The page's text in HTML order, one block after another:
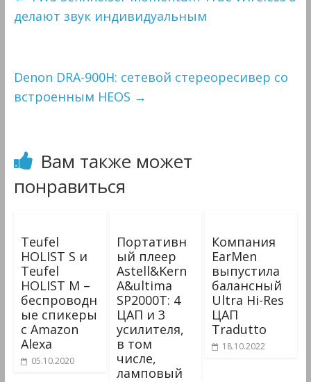
делают звук индивидуальным
Denon DRA-900H: сетевой стереоресивер со
встроенным HEOS →
Вам также может
понравиться
Teufel
HOLIST S и
Teufel
HOLIST M –
беспроводн
ые спикеры
с Amazon
Alexa
05.10.2020
Портативн
ый плеер
Astell&Kern
A&ultima
SP2000T: 4
ЦАП и 3
усилителя,
в том
числе,
ламповый
Компания
EarMen
выпустила
балансный
Ultra Hi-Res
ЦАП
Tradutto
18.10.2022